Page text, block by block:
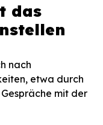
das
nach
etwa durch
mit der